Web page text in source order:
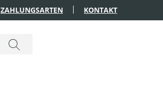
ZAHLUNGSARTEN KONTAKT